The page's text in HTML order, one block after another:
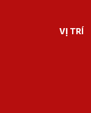
VỊ TRÍ